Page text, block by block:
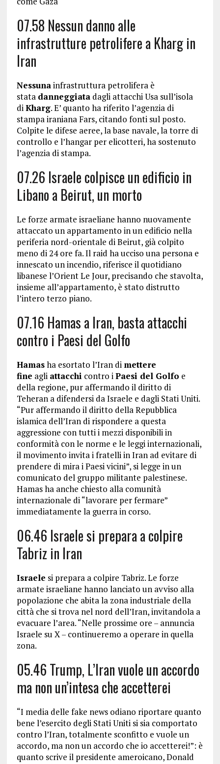
07.58 Nessun danno alle
infrastrutture petrolifere a Kharg in
Iran
Nessunainfrastruttura petrolifera è
stata danneggiatadagli attacchi Usa sull’isola
diKharg. E’ quanto ha riferito l’agenzia di
stampa iraniana Fars, citando fonti sul posto.
Colpite le difese aeree, la base navale, la torre di
controllo e l’hangar per elicotteri, ha sostenuto
l’agenzia di stampa.
07.26 Israele colpisce un edificio in
Libano a Beirut, un morto
Le forze armate israeliane hanno nuovamente
attaccato un appartamento in un edificio nella
periferia nord-orientale di Beirut, già colpito
meno di 24 ore fa. Il raid ha ucciso una persona e
innescato un incendio, riferisce il quotidiano
libanese l’Orient Le Jour, precisando che stavolta,
insieme all’appartamento, è stato distrutto
l’intero terzo piano.
07.16 Hamas a Iran, basta attacchi
contro i Paesi del Golfo
Hamasha esortato l’Iran di mettere
fine agli attacchi contro iPaesi del Golfo e
della regione, pur affermando il diritto di
Teheran a difendersi da Israele e dagli Stati Uniti.
“Pur affermando il diritto della Repubblica
islamica dell’Iran di rispondere a questa
aggressione con tutti i mezzi disponibili in
conformità con le norme e le leggi internazionali,
il movimento invita i fratelli in Iran ad evitare di
prendere di mira i Paesi vicini”, si legge in un
comunicato del gruppo militante palestinese.
Hamas ha anche chiesto alla comunità
internazionale di “lavorare per fermare”
immediatamente la guerra in corso.
06.46 Israele si prepara a colpire
Tabriz in Iran
Israele si prepara a colpire Tabriz. Le forze
armate israeliane hanno lanciato un avviso alla
popolazione che abita la zona industriale della
città che si trova nel nord dell’Iran, invitandola a
evacuare l’area. “Nelle prossime ore – annuncia
Israele su X – continueremo a operare in quella
zona.
05.46 Trump, L’Iran vuole un accordo
ma non un’intesa che accetterei
“I media delle fake news odiano riportare quanto
bene l’esercito degli Stati Uniti si sia comportato
contro l’Iran, totalmente sconfitto e vuole un
accordo, ma non un accordo che io accetterei!”: è
quanto scrive il presidente ameroicano, Donald